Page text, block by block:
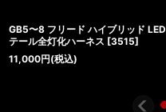
GB5〜8 フリード ハイブリッド LED
テール全灯化ハーネス [3515]
11,000円(税込)